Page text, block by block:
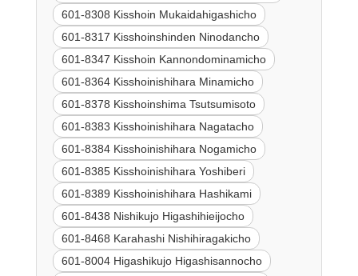
601-8308 Kisshoin Mukaidahigashicho
601-8317 Kisshoinshinden Ninodancho
601-8347 Kisshoin Kannondominamicho
601-8364 Kisshoinishihara Minamicho
601-8378 Kisshoinshima Tsutsumisoto
601-8383 Kisshoinishihara Nagatacho
601-8384 Kisshoinishihara Nogamicho
601-8385 Kisshoinishihara Yoshiberi
601-8389 Kisshoinishihara Hashikami
601-8438 Nishikujo Higashihieijocho
601-8468 Karahashi Nishihiragakicho
601-8004 Higashikujo Higashisannocho